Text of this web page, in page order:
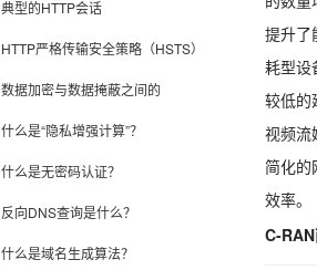
典型的HTTP会话
HTTP严格传输安全策略（HSTS）
数据加密与数据掩蔽之间的
什么是“隐私增强计算”？
什么是无密码认证？
反向DNS查询是什么？
什么是域名生成算法？
提升了
耗型设
较低的
视频流
简化的
效率。
C-RAN